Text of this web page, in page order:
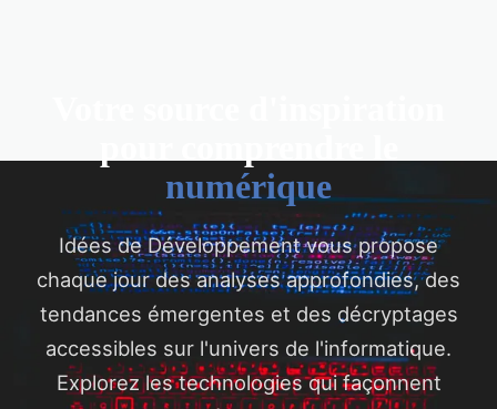
numérique
Idées de Développement vous propose
chaque jour des analyses approfondies, des
tendances émergentes et des décryptages
accessibles sur l'univers de l'informatique.
Explorez les technologies qui façonnent